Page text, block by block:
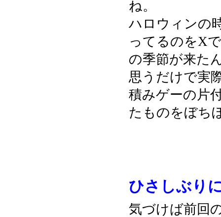
ね。
ハロウィンの
ってるのをX
の季節が来た
思うだけで実
積みゲーの片
たものをぼち
ひさしぶり
気づけば前回